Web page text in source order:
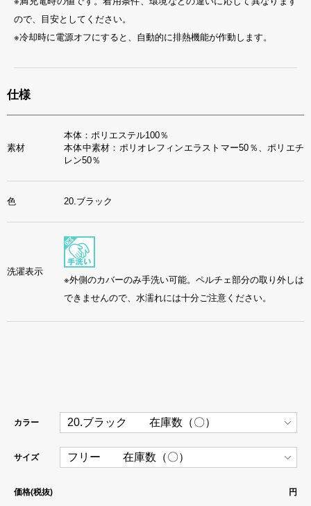
ので、目安としてください。
※冷却時に電源オフにすると、自動的に排熱機能が作動します。
仕様
素材
本体：ポリエステル100％
本体中素材：ポリオレフィンエラストマー50％、ポリエチ
レン50％
色 20.ブラック
洗濯表示
※外側のカバーのみ手洗い可能。ペルチェ部分の取り外しは
できませんので、水濡れには十分ご注意ください。
カラー
サイズ
価格(税抜) 円